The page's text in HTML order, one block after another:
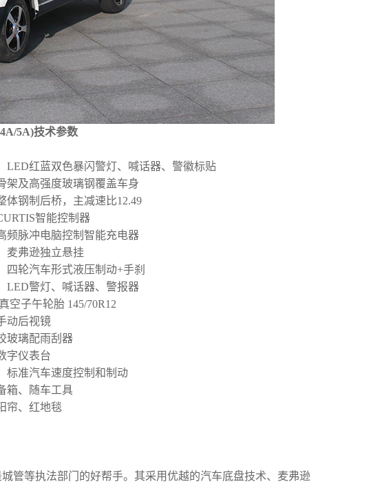
5A)技术参数
LED红蓝双色暴闪警灯、喊话器、警徽标贴
架及高强度玻璃钢覆盖车身
体钢制后桥，主减速比12.49
智能控制器
频脉冲电脑控制智能充电器
麦弗逊独立悬挂
四轮汽车形式液压制动+手刹
LED警灯、喊话器、警报器
空子午轮胎 145/70R12
动后视镜
玻璃配雨刮器
字仪表台
标准汽车速度控制和制动
箱、随车工具
帘、红地毯
管等执法部门的好帮手。其采用优越的汽车底盘技术、麦弗逊